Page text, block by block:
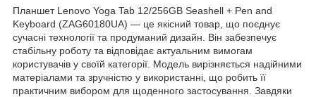
Планшет Lenovo Yoga Tab 12/256GB Seashell + Pen and
Keyboard (ZAG60180UA) — це якісний товар, що поєднує
сучасні технології та продуманий дизайн. Він забезпечує
стабільну роботу та відповідає актуальним вимогам
користувачів у своїй категорії. Модель вирізняється надійними
матеріалами та зручністю у використанні, що робить її
практичним вибором для щоденного застосування. Завдяки